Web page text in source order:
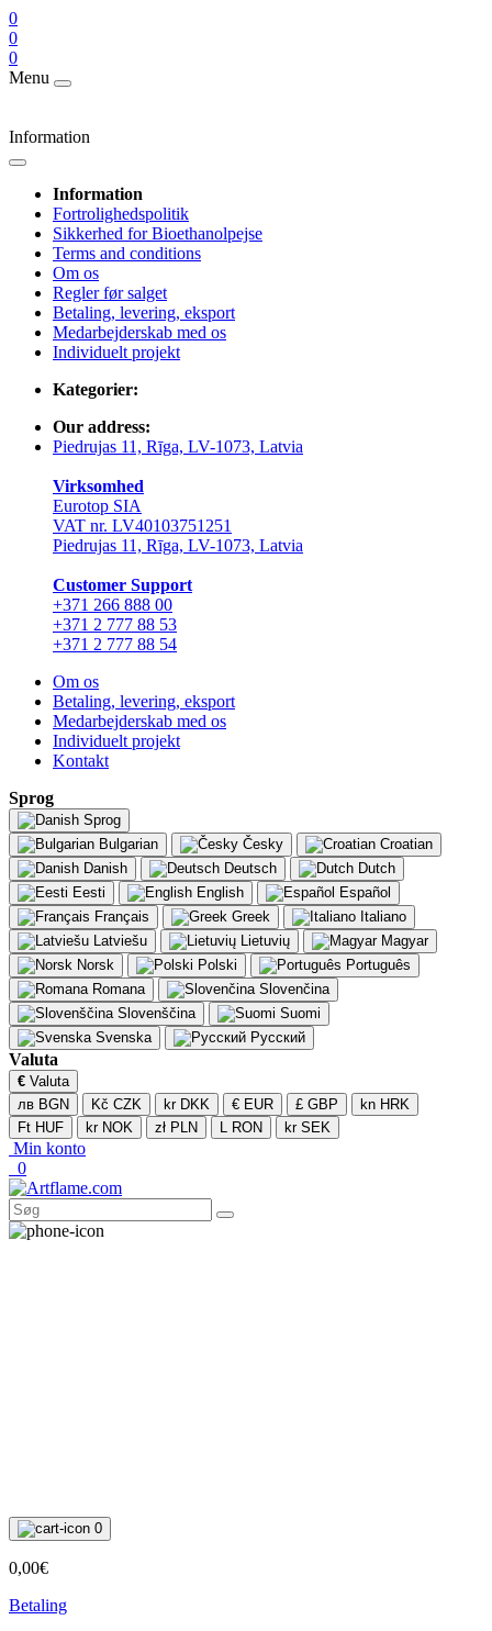
0
0
0
Menu
Information
Information
Fortrolighedspolitik
Sikkerhed for Bioethanolpejse
Terms and conditions
Om os
Regler før salget
Betaling, levering, eksport
Medarbejderskab med os
Individuelt projekt
Kategorier:
Our address:
Piedrujas 11, Rīga, LV-1073, Latvia
Virksomhed
Eurotop SIA
VAT nr. LV40103751251
Piedrujas 11, Rīga, LV-1073, Latvia
Сustomer Support
+371 266 888 00
+371 2 777 88 53
+371 2 777 88 54
Om os
Betaling, levering, eksport
Medarbejderskab med os
Individuelt projekt
Kontakt
Sprog
Sprog
Bulgarian
Česky
Croatian
Danish
Deutsch
Dutch
Eesti
English
Español
Français
Greek
Italiano
Latviešu
Lietuvių
Magyar
Norsk
Polski
Português
Romana
Slovenčina
Slovenščina
Suomi
Svenska
Русский
Valuta
€ Valuta
лв BGN
Kč CZK kr DKK € EUR £ GBP
kn HRK
Ft HUF
kr NOK zł PLN L RON kr SEK
Min konto
0
0
0,00€
Betaling